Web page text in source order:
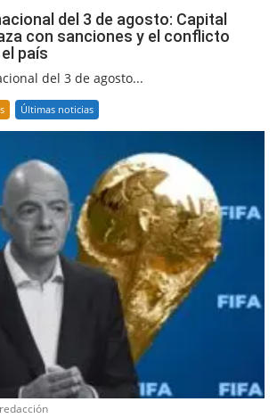
del 3 de agosto: Capital
con sanciones y el conflicto
país
del 3 de agosto...
Últimas noticias